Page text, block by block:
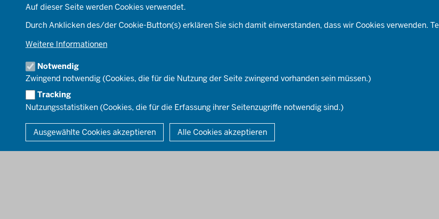
Auf dieser Seite werden Cookies verwendet.
Durch Anklicken des/der Cookie-Button(s) erklären Sie sich damit einverstanden, dass wir Cookies verwenden.
Weitere Informationen
Notwendig
Zwingend notwendig (Cookies, die für die Nutzung der Seite zwingend vorhanden sein müssen.)
Tracking
Nutzungsstatistiken (Cookies, die für die Erfassung ihrer Seitenzugriffe notwendig sind.)
Ausgewählte Cookies akzeptieren Alle Cookies akzeptieren
Wirtschaft
Ordnung & Sicherheit
Schule & Bildung
Umwelt & Natur
Behördenleitung
Einblicke
Aufstiegsmöglichkeiten